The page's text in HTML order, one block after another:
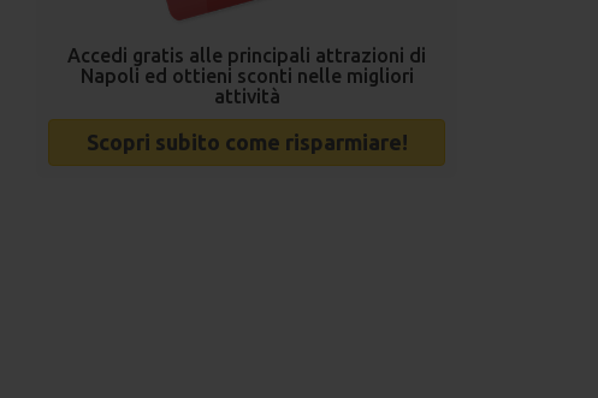
Accedi gratis alle principali attrazioni di
Napoli ed ottieni sconti nelle migliori
attività
Scopri subito come risparmiare!